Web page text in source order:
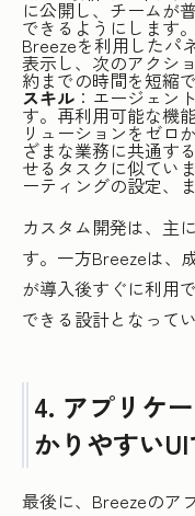
に公開し、チームが
できるようにします
Breezeを利用したパ
表示し、次のアクシ
約までの時間を短縮
スキル ：エージェン
す。再利用可能な機
リューションをゼロ
ざまな業務に共通す
せるタスクに似てい
ーティングの設定、
カスタム開発は、主
す。一方Breezeは、
が導入後すぐに利用
できる設計となってい
4. アプリケ
かりやすい
最後に、Breezeのア